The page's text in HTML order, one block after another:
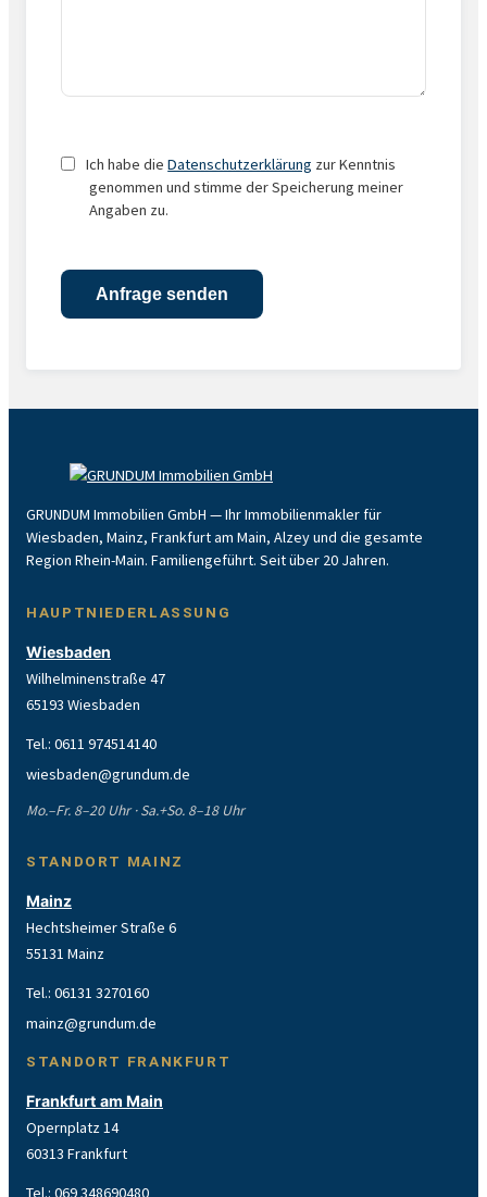
Ich habe dieDatenschutzerklärung zur Kenntnis
genommen und stimme der Speicherung meiner
Angaben zu.
GRUNDUM Immobilien GmbH — Ihr Immobilienmakler für
Wiesbaden, Mainz, Frankfurt am Main, Alzey und die gesamte
Region Rhein-Main. Familiengeführt. Seit über 20 Jahren.
HAUPTNIEDERLASSUNG
Wiesbaden
Wilhelminenstraße 47
65193 Wiesbaden
Tel.: 0611 974514140
wiesbaden@grundum.de
Mo.–Fr. 8–20 Uhr · Sa.+So. 8–18 Uhr
STANDORT MAINZ
Mainz
Hechtsheimer Straße 6
55131 Mainz
Tel.: 06131 3270160
mainz@grundum.de
STANDORT FRANKFURT
Frankfurt am Main
Opernplatz 14
60313 Frankfurt
Tel.: 069 348690480